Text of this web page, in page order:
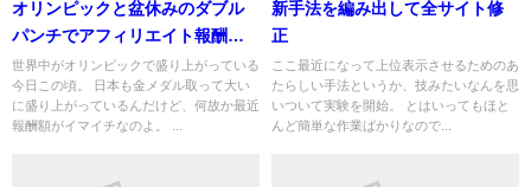
オリンピックと盆休みのダブル
パンチでアフィリエイト報酬絶
賛下落中
世界中がオリンピックで盛り上がっている
今日この頃。 日本も金メダル取って大い
に盛り上がっているんだけど、何故か最近
報酬額がイマイチなのよ。 ...
新手法を編み出して全サイト修
正
ここ最近になって上位表示させるためのあ
たらしい手法というか、技みたいなんを思
いついて実験を開始。 とはいってもほと
んど簡単な作業ばかりなので...